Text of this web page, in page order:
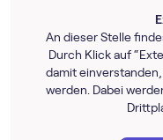
An dieser Stelle
Durch Klick auf
damit
werden. Dabei